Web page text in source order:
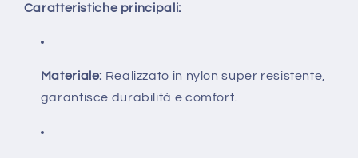
Caratteristiche principali:
Materiale: Realizzato in nylon super resistente,
garantisce durabilità e comfort.